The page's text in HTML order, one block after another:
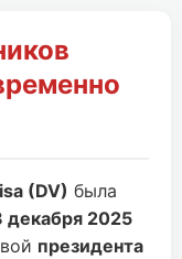
(DV) была
декабря 2025
президента